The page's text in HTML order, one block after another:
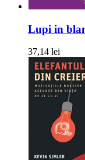
Lupi in
37,14 lei